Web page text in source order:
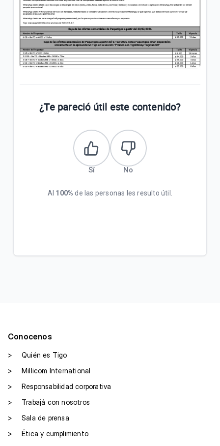
promocionales de Bienvenida
Telecel S.A.E Informa: Paquetigos Ilimitados a
Terceros
Bases y condiciones “Promo Disney+ Plan Estándar
Incluido”
VER MÁS
¿Te pareció útil este contenido?
Sí No
Al 100% de las personas les resulto útil.
Conocenos
>
Quién es Tigo
>
Millicom International
>
Responsabilidad corporativa
>
Trabajá con nosotros
>
Sala de prensa
>
Ética y cumplimiento